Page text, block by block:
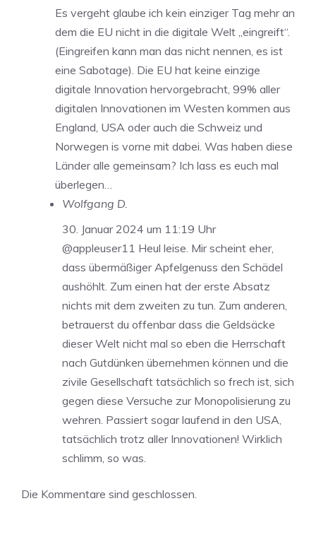
Es vergeht glaube ich kein einziger Tag mehr an
dem die EU nicht in die digitale Welt „eingreift“.
(Eingreifen kann man das nicht nennen, es ist
eine Sabotage). Die EU hat keine einzige
digitale Innovation hervorgebracht, 99% aller
digitalen Innovationen im Westen kommen aus
England, USA oder auch die Schweiz und
Norwegen is vorne mit dabei. Was haben diese
Länder alle gemeinsam? Ich lass es euch mal
überlegen…
Wolfgang D.
30. Januar 2024 um 11:19 Uhr
@appleuser11 Heul leise. Mir scheint eher,
dass übermäßiger Apfelgenuss den Schädel
aushöhlt. Zum einen hat der erste Absatz
nichts mit dem zweiten zu tun. Zum anderen,
betrauerst du offenbar dass die Geldsäcke
dieser Welt nicht mal so eben die Herrschaft
nach Gutdünken übernehmen können und die
zivile Gesellschaft tatsächlich so frech ist, sich
gegen diese Versuche zur Monopolisierung zu
wehren. Passiert sogar laufend in den USA,
tatsächlich trotz aller Innovationen! Wirklich
schlimm, so was.
Die Kommentare sind geschlossen.